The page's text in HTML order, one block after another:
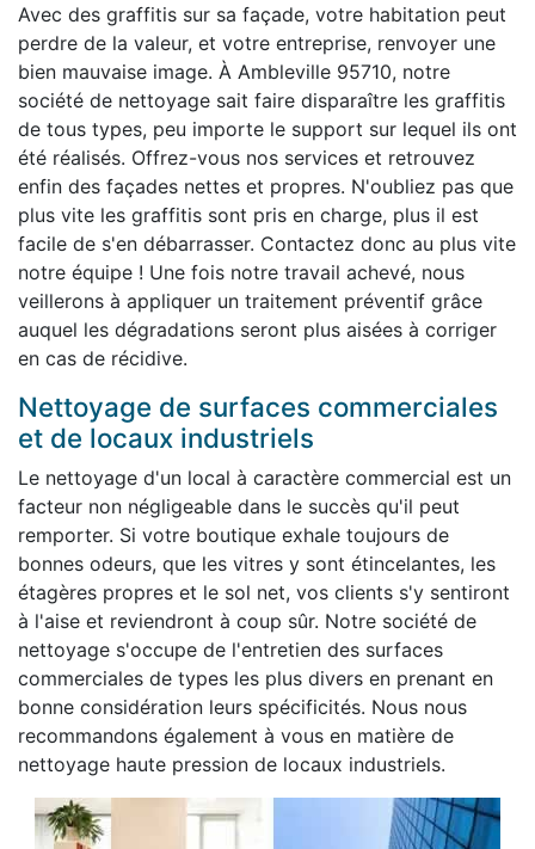
Avec des graffitis sur sa façade, votre habitation peut
perdre de la valeur, et votre entreprise, renvoyer une
bien mauvaise image. À Ambleville 95710, notre
société de nettoyage sait faire disparaître les graffitis
de tous types, peu importe le support sur lequel ils ont
été réalisés. Offrez-vous nos services et retrouvez
enfin des façades nettes et propres. N'oubliez pas que
plus vite les graffitis sont pris en charge, plus il est
facile de s'en débarrasser. Contactez donc au plus vite
notre équipe ! Une fois notre travail achevé, nous
veillerons à appliquer un traitement préventif grâce
auquel les dégradations seront plus aisées à corriger
en cas de récidive.
Nettoyage de surfaces commerciales
et de locaux industriels
Le nettoyage d'un local à caractère commercial est un
facteur non négligeable dans le succès qu'il peut
remporter. Si votre boutique exhale toujours de
bonnes odeurs, que les vitres y sont étincelantes, les
étagères propres et le sol net, vos clients s'y sentiront
à l'aise et reviendront à coup sûr. Notre société de
nettoyage s'occupe de l'entretien des surfaces
commerciales de types les plus divers en prenant en
bonne considération leurs spécificités. Nous nous
recommandons également à vous en matière de
nettoyage haute pression de locaux industriels.